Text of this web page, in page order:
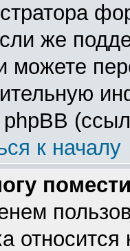
же
можете
к началу